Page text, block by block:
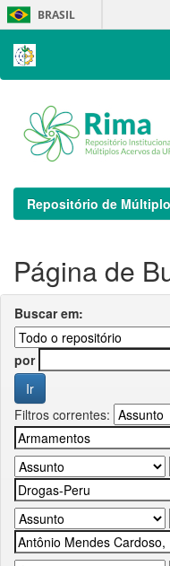
Skip
navigation
BRASIL
Repositório de
Página de
Buscar em:
por
Filtros correntes: